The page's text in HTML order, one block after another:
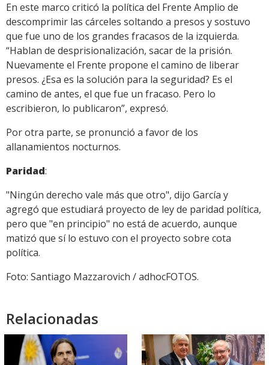
En este marco criticó la política del Frente Amplio de
descomprimir las cárceles soltando a presos y sostuvo
que fue uno de los grandes fracasos de la izquierda.
“Hablan de desprisionalización, sacar de la prisión.
Nuevamente el Frente propone el camino de liberar
presos. ¿Esa es la solución para la seguridad? Es el
camino de antes, el que fue un fracaso. Pero lo
escribieron, lo publicaron”, expresó.
Por otra parte, se pronunció a favor de los
allanamientos nocturnos.
Paridad:
"Ningún derecho vale más que otro", dijo García y
agregó que estudiará proyecto de ley de paridad política,
pero que "en principio" no está de acuerdo, aunque
matizó que sí lo estuvo con el proyecto sobre cota
política.
Foto: Santiago Mazzarovich / adhocFOTOS.
Relacionadas